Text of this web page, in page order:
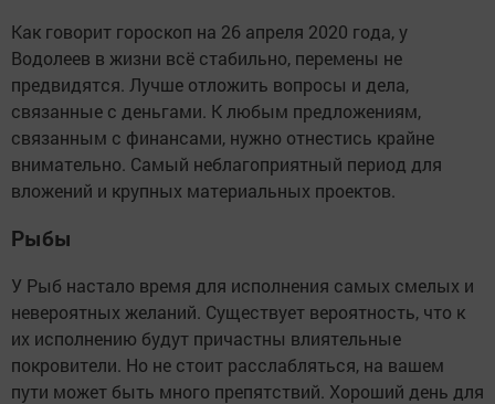
Как говорит гороскоп на 26 апреля 2020 года, у
Водолеев в жизни всё стабильно, перемены не
предвидятся. Лучше отложить вопросы и дела,
связанные с деньгами. К любым предложениям,
связанным с финансами, нужно отнестись крайне
внимательно. Самый неблагоприятный период для
вложений и крупных материальных проектов.
Рыбы
У Рыб настало время для исполнения самых смелых и
невероятных желаний. Существует вероятность, что к
их исполнению будут причастны влиятельные
покровители. Но не стоит расслабляться, на вашем
пути может быть много препятствий. Хороший день для